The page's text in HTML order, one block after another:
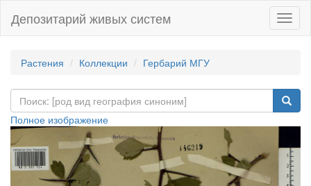
Депозитарий живых систем
Растения Коллекции Гербарий МГУ
Полное изображение